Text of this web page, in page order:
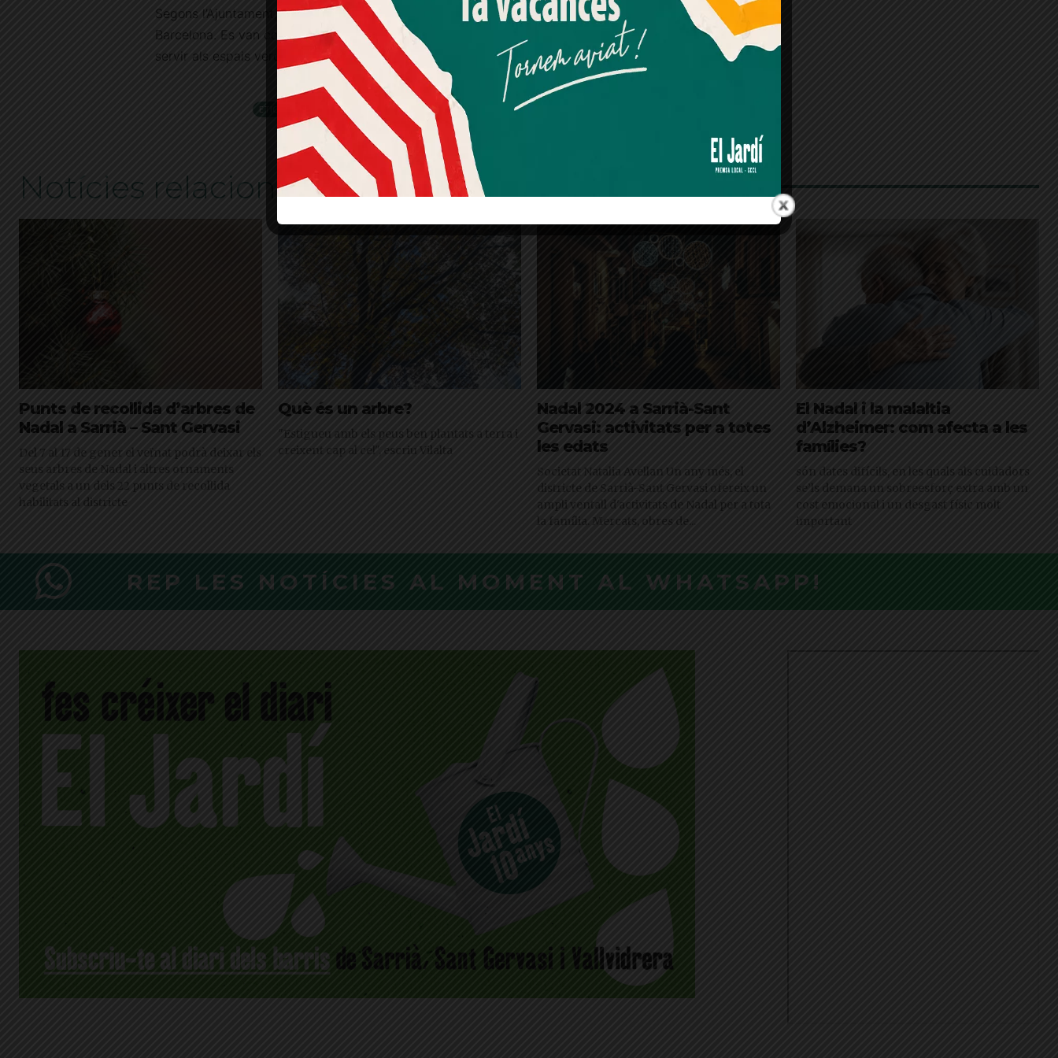
Segons l’Ajuntament, l’any passat es vanreciclar 10.273 arbres de Nadal a
Barcelona. Es van convertir en 195 metres cúbics d’encoixinat, que es va fer
servir als espais verds de la ciutat al llarg del primer semestre de l’any.
ETIQUETES arbre arbres de nadal nadal Reciclatge
Notícies relacionades
Punts de recollida d’arbres de
Nadal a Sarrià – Sant Gervasi
Del 7 al 17 de gener el veïnat podrà deixar els
seus arbres de Nadal i altres ornaments
vegetals a un dels 22 punts de recollida
habilitats al districte
Què és un arbre?
"Estigueu amb els peus ben plantats a terra i
creixent cap al cel", escriu Vilalta
Nadal 2024 a Sarrià-Sant
Gervasi: activitats per a totes
les edats
Societat Natalia Avellan Un any més, el
districte de Sarrià-Sant Gervasi ofereix un
ampli ventall d'activitats de Nadal per a tota
la família. Mercats, obres de...
El Nadal i la malaltia
d’Alzheimer: com afecta a les
famílies?
són dates difícils, en les quals als cuidadors
se’ls demana un sobreesforç extra amb un
cost emocional i un desgast físic molt
important
REP LES NOTÍCIES AL MOMENT AL WHATSAPP!
Més informació Acceptar Rebutjar tot
Quan l’usuari crea un compte al Diari el Jardí, dona el seu
consentiment explícit per rebre comunicacions
informatives relacionades amb el servei. Aquest
consentiment pot ser revocat en qualsevol moment
mitjançant l’enllaç de baixa present a tots els correus.